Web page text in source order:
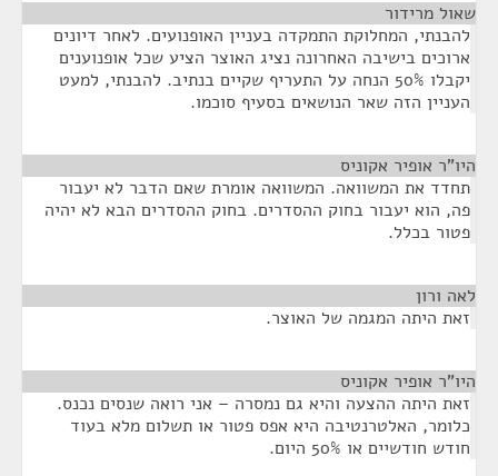
שאול מרידור
להבנתי, המחלוקת התמקדה בעניין האופנועים. לאחר דיונים
ארוכים בישיבה האחרונה נציג האוצר הציע שכל אופנוענים
יקבלו 50% הנחה על התעריף שקיים בנתיב. להבנתי, למעט
העניין הזה שאר הנושאים בסעיף סוכמו.
היו"ר אופיר אקוניס
תחדד את המשוואה. המשוואה אומרת שאם הדבר לא יעבור
פה, הוא יעבור בחוק ההסדרים. בחוק ההסדרים הבא לא יהיה
פטור בכלל.
לאה ורון
זאת היתה המגמה של האוצר.
היו"ר אופיר אקוניס
זאת היתה ההצעה והיא גם נמסרה – אני רואה שנסים נכנס.
כלומר, האלטרנטיבה היא אפס פטור או תשלום מלא בעוד
חודש חודשיים או 50% היום.